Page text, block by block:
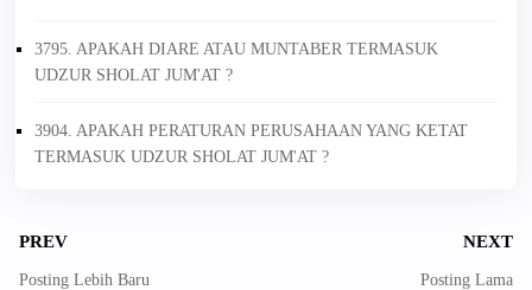
3795. APAKAH DIARE ATAU MUNTABER TERMASUK
UDZUR SHOLAT JUM'AT ?
3904. APAKAH PERATURAN PERUSAHAAN YANG KETAT
TERMASUK UDZUR SHOLAT JUM'AT ?
PREV
Posting Lebih Baru
NEXT
Posting Lama